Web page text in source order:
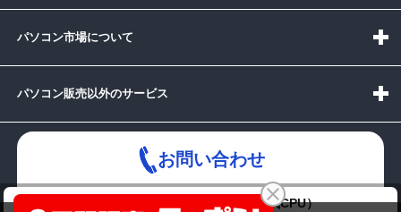
Lenovo ThinkCentre M720Q Tiny（第8世代CPU）
パソコン市場について
パソコン販売以外のサービス
お問い合わせ